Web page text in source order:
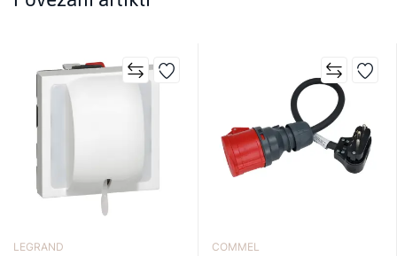
LEGRAND COMMEL